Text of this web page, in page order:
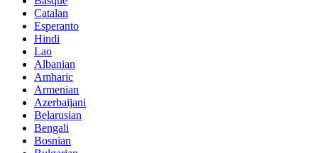
Catalan
Esperanto
Hindi
Lao
Albanian
Amharic
Armenian
Azerbaijani
Belarusian
Bengali
Bosnian